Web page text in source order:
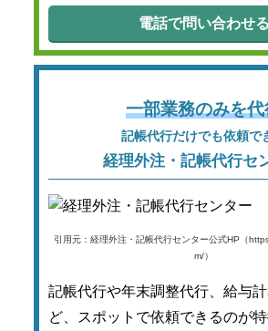
電話で問い合わせる
一部業務のみを
記帳代行だけでも依頼で
経理外注・記帳代行セ
引用元：経理外注・記帳代行センター公式HP（
m/）
記帳代行や年末調整代行、給与
ど、スポットで依頼できるのが特